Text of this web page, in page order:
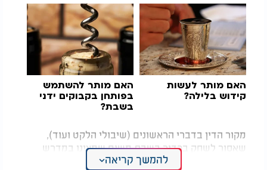
האם מותר לעשות
קידוש בלילה?
האם מותר להשתמש
בפותחן בקבוקים ידני
בשבת?
מקור הדין בדברי הראשונים (שיבולי הלקט ועוד),
שאסור לשחק בכדור בשבת משום שמצינו במדרש
איכה ובתלמוד ירושלמי שעיר גדולה בשם טור שמעון,
להמשך קריאה